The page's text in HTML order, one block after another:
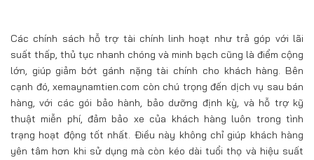
Các chính sách hỗ trợ tài chính linh hoạt như trả góp với lãi
suất thấp, thủ tục nhanh chóng và minh bạch cũng là điểm cộng
lớn, giúp giảm bớt gánh nặng tài chính cho khách hàng. Bên
cạnh đó, xemaynamtien.com còn chú trọng đến dịch vụ sau bán
hàng, với các gói bảo hành, bảo dưỡng định kỳ, và hỗ trợ kỹ
thuật miễn phí, đảm bảo xe của khách hàng luôn trong tình
trạng hoạt động tốt nhất. Điều này không chỉ giúp khách hàng
yên tâm hơn khi sử dụng mà còn kéo dài tuổi thọ và hiệu suất